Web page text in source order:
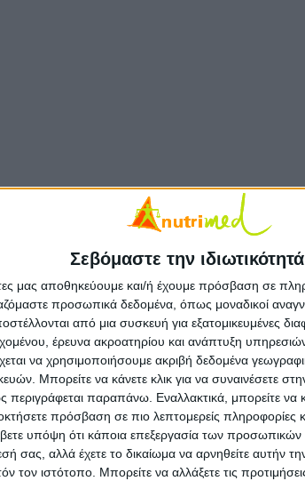
Σεβόμαστε την
μας αποθηκεύουμε και/ή έχουμε πρόσβαση σε
προσωπικά δεδομένα, όπως μοναδικοί
από μια συσκευή για εξατομικευμένες
έρευνα ακροατηρίου και ανάπτυξη
να χρησιμοποιήσουμε ακριβή δεδομένα
Μπορείτε να κάνετε κλικ για να συναινέσετε
παραπάνω. Εναλλακτικά, μπορείτε να
πρόσβαση σε πιο λεπτομερείς πληροφορίες
υπόψη ότι κάποια επεξεργασία των προσωπικών
σας, αλλά έχετε το δικαίωμα να αρνηθείτε αυτήν
τον ιστότοπο. Μπορείτε να αλλάξετε τις